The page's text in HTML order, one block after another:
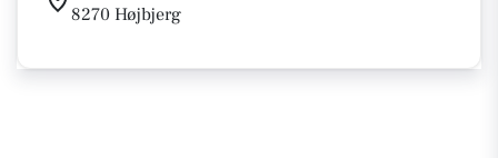
8270 Højbjerg